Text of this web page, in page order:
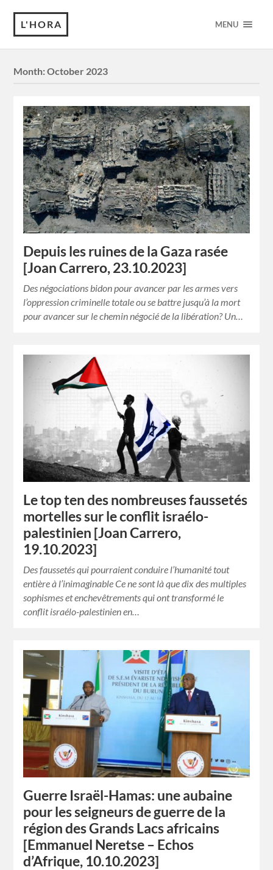
L'HORA MENU
Month:October 2023
Depuis les ruines de la Gaza rasée
[Joan Carrero, 23.10.2023]
Des négociations bidon pour avancer par les armes vers
l’oppression criminelle totale ou se battre jusqu’à la mort
pour avancer sur le chemin négocié de la libération? Un…
Le top ten des nombreuses faussetés
mortelles sur le conflit israélo-
palestinien [Joan Carrero,
19.10.2023]
Des faussetés qui pourraient conduire l’humanité tout
entière à l’inimaginable Ce ne sont là que dix des multiples
sophismes et enchevêtrements qui ont transformé le
conflit israélo-palestinien en…
Guerre Israël-Hamas: une aubaine
pour les seigneurs de guerre de la
région des Grands Lacs africains
[Emmanuel Neretse – Echos
d’Afrique, 10.10.2023]